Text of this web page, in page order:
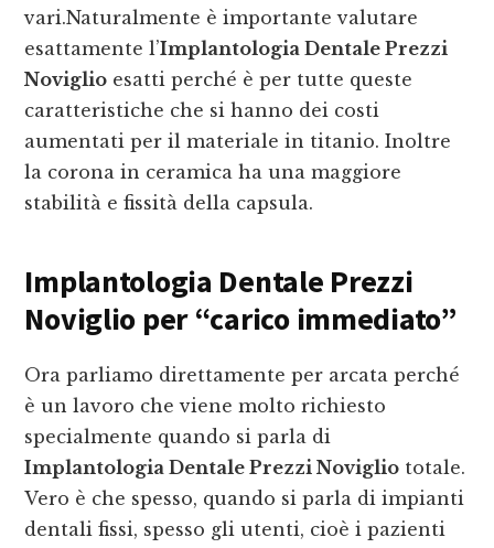
vari.Naturalmente è importante valutare
esattamente l’Implantologia Dentale Prezzi
Noviglio esatti perché è per tutte queste
caratteristiche che si hanno dei costi
aumentati per il materiale in titanio. Inoltre
la corona in ceramica ha una maggiore
stabilità e fissità della capsula.
Implantologia Dentale Prezzi
Noviglio per “carico immediato”
Ora parliamo direttamente per arcata perché
è un lavoro che viene molto richiesto
specialmente quando si parla di
Implantologia Dentale Prezzi Noviglio totale.
Vero è che spesso, quando si parla di impianti
dentali fissi, spesso gli utenti, cioè i pazienti